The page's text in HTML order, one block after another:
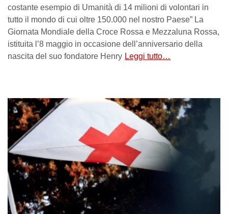
costante esempio di Umanità di 14 milioni di volontari in
tutto il mondo di cui oltre 150.000 nel nostro Paese” La
Giornata Mondiale della Croce Rossa e Mezzaluna Rossa,
istituita l’8 maggio in occasione dell’anniversario della
nascita del suo fondatore Henry Leggi tutto…